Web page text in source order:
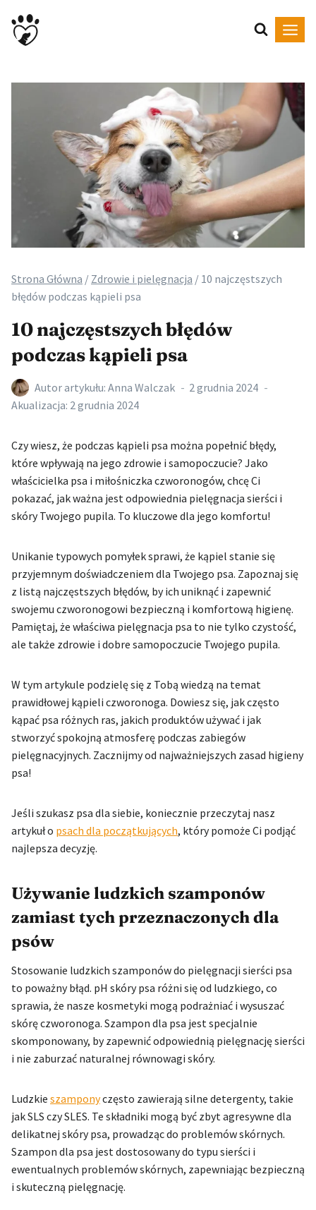
treści
Strona Główna / Zdrowie i pielęgnacja / 10 najczęstszych
błędów podczas kąpieli psa
10 najczęstszych błędów
podczas kąpieli psa
Autor artykułu: Anna Walczak
2 grudnia 2024
Akualizacja: 2 grudnia 2024
Czy wiesz, że podczas kąpieli psa można popełnić błędy,
które wpływają na jego zdrowie i samopoczucie? Jako
właścicielka psa i miłośniczka czworonogów, chcę Ci
pokazać, jak ważna jest odpowiednia pielęgnacja sierści i
skóry Twojego pupila. To kluczowe dla jego komfortu!
Unikanie typowych pomyłek sprawi, że kąpiel stanie się
przyjemnym doświadczeniem dla Twojego psa. Zapoznaj się
z listą najczęstszych błędów, by ich uniknąć i zapewnić
swojemu czworonogowi bezpieczną i komfortową higienę.
Pamiętaj, że właściwa pielęgnacja psa to nie tylko czystość,
ale także zdrowie i dobre samopoczucie Twojego pupila.
W tym artykule podzielę się z Tobą wiedzą na temat
prawidłowej kąpieli czworonoga. Dowiesz się, jak często
kąpać psa różnych ras, jakich produktów używać i jak
stworzyć spokojną atmosferę podczas zabiegów
pielęgnacyjnych. Zacznijmy od najważniejszych zasad higieny
psa!
Jeśli szukasz psa dla siebie, koniecznie przeczytaj nasz
artykuł o psach dla początkujących, który pomoże Ci podjąć
najlepsza decyzję.
Używanie ludzkich szamponów
zamiast tych przeznaczonych dla
psów
Stosowanie ludzkich szamponów do pielęgnacji sierści psa
to poważny błąd. pH skóry psa różni się od ludzkiego, co
sprawia, że nasze kosmetyki mogą podrażniać i wysuszać
skórę czworonoga. Szampon dla psa jest specjalnie
skomponowany, by zapewnić odpowiednią pielęgnację sierści
i nie zaburzać naturalnej równowagi skóry.
Ludzkie szamponyczęsto zawierają silne detergenty, takie
jak SLS czy SLES. Te składniki mogą być zbyt agresywne dla
delikatnej skóry psa, prowadząc do problemów skórnych.
Szampon dla psa jest dostosowany do typu sierści i
ewentualnych problemów skórnych, zapewniając bezpieczną
i skuteczną pielęgnację.